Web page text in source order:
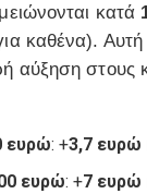
μειώνονται κατά
καθένα).
αύξηση στους
ευρώ: +3,7 ευρώ
ευρώ: +7 ευρώ